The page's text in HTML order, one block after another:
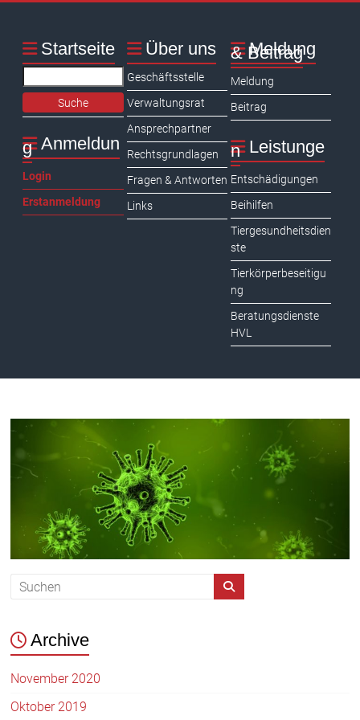
Startseite
Anmeldun
g
Login
Erstanmeldung
Über uns
Geschäftsstelle
Verwaltungsrat
Ansprechpartner
Rechtsgrundlagen
Fragen & Antworten
Links
Meldung
& Beitrag
Meldung
Beitrag
Leistunge
n
Entschädigungen
Beihilfen
Tiergesundheitsdien
ste
Tierkörperbeseitigu
ng
Beratungsdienste
HVL
Archive
November 2020
Oktober 2019